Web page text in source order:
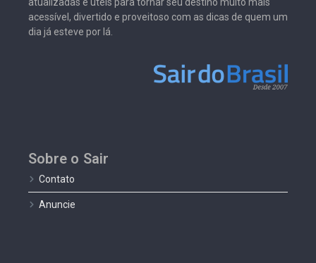
atualizadas e úteis para tornar seu destino muito mais
acessível, divertido e proveitoso com as dicas de quem um
dia já esteve por lá.
Sobre o Sair
Contato
Anuncie